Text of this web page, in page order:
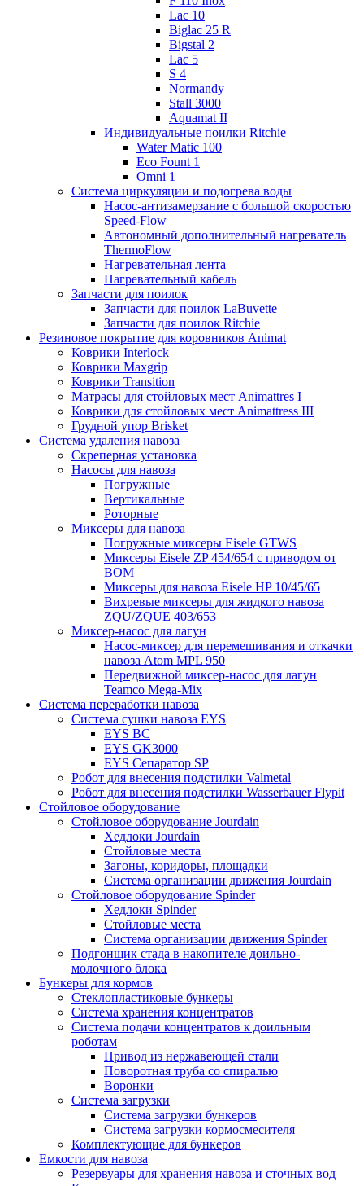
Lac 10
Biglac 25 R
Bigstal 2
Lac 5
S 4
Normandy
Stall 3000
Aquamat II
Индивидуальные поилки Ritchie
Water Matic 100
Eco Fount 1
Omni 1
Система циркуляции и подогрева воды
Насос-антизамерзание с большой скоростью
Speed-Flow
Автономный дополнительный нагреватель
ThermoFlow
Нагревательная лента
Нагревательный кабель
Запчасти для поилок
Запчасти для поилок LaBuvette
Запчасти для поилок Ritchie
Резиновое покрытие для коровников Animat
Коврики Interlock
Коврики Maxgrip
Коврики Transition
Матрасы для стойловых мест Animattres I
Коврики для стойловых мест Animattress III
Грудной упор Brisket
Система удаления навоза
Скреперная установка
Насосы для навоза
Погружные
Вертикальные
Роторные
Миксеры для навоза
Погружные миксеры Eisele GTWS
Миксеры Eisele ZP 454/654 с приводом от
ВОМ
Миксеры для навоза Eisele HP 10/45/65
Вихревые миксеры для жидкого навоза
ZQU/ZQUE 403/653
Миксер-насос для лагун
Насос-миксер для перемешивания и откачки
навоза Atom MPL 950
Передвижной миксер-насос для лагун
Teamco Mega-Mix
Система переработки навоза
Система сушки навоза EYS
EYS BC
EYS GK3000
EYS Сепаратор SP
Робот для внесения подстилки Valmetal
Робот для внесения подстилки Wasserbauer Flypit
Стойловое оборудование
Стойловое оборудование Jourdain
Хедлоки Jourdain
Стойловые места
Загоны, коридоры, площадки
Система организации движения Jourdain
Стойловое оборудование Spinder
Хедлоки Spinder
Стойловые места
Система организации движения Spinder
Подгонщик стада в накопителе доильно-
молочного блока
Бункеры для кормов
Стеклопластиковые бункеры
Система хранения концентратов
Система подачи концентратов к доильным
роботам
Привод из нержавеющей стали
Поворотная труба со спиралью
Воронки
Система загрузки
Система загрузки бункеров
Система загрузки кормосмесителя
Комплектующие для бункеров
Емкости для навоза
Резервуары для хранения навоза и сточных вод